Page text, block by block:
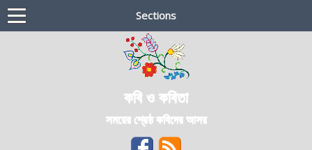
Sections
কবি ও কবিতা
সময়ের শ্রেষ্ঠ কবিদের আসর